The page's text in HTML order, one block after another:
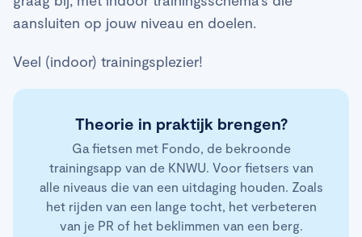
aansluiten op jouw niveau en doelen.
Veel (indoor) trainingsplezier!
Theorie in praktijk brengen?
Ga fietsen met Fondo, de bekroonde
trainingsapp van de KNWU. Voor fietsers van
alle niveaus die van een uitdaging houden. Zoals
het rijden van een lange tocht, het verbeteren
van je PR of het beklimmen van een berg.